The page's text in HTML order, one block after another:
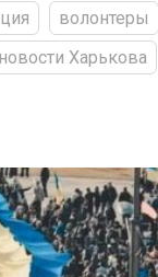
волонтеры
новости Харькова